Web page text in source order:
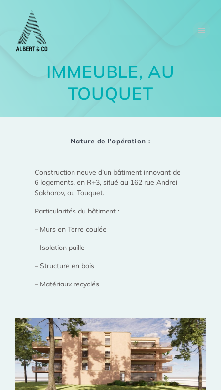
IMMEUBLE, AU
TOUQUET
Nature de l’opération :
Construction neuve d’un bâtiment innovant de
6 logements, en R+3, situé au 162 rue Andrei
Sakharov, au Touquet.
Particularités du bâtiment :
– Murs en Terre coulée
– Isolation paille
– Structure en bois
– Matériaux recyclés